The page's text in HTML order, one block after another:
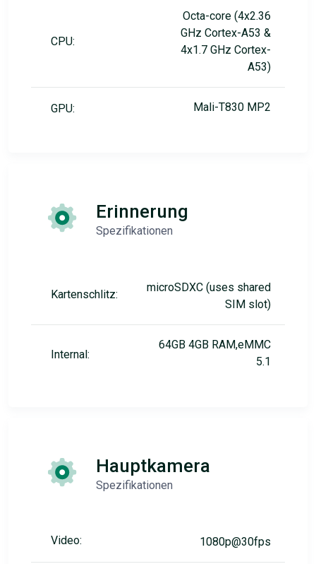
CPU:
Octa-core (4x2.36
GHz Cortex-A53 &
4x1.7 GHz Cortex-
A53)
GPU: Mali-T830 MP2
Erinnerung
Spezifikationen
Kartenschlitz:
microSDXC (uses shared
SIM slot)
Internal:
64GB 4GB RAM,eMMC
5.1
Hauptkamera
Spezifikationen
Video: 1080p@30fps